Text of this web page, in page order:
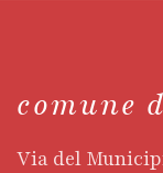
comune
Via del